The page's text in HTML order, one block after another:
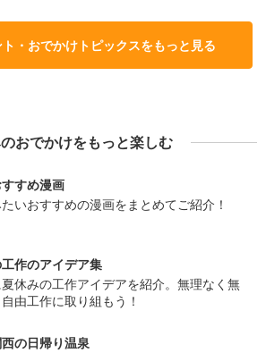
・おでかけトピックスをもっと見る
おでかけをもっと楽しむ
すめ漫画
いおすすめの漫画をまとめてご紹介！
作のアイデア集
休みの工作アイデアを紹介。無理なく無
由工作に取り組もう！
の日帰り温泉